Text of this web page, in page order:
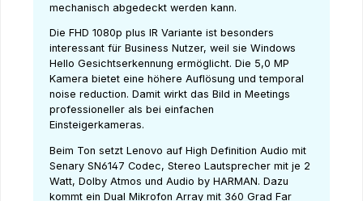
mechanisch abgedeckt werden kann.
Die FHD 1080p plus IR Variante ist besonders
interessant für Business Nutzer, weil sie Windows
Hello Gesichtserkennung ermöglicht. Die 5,0 MP
Kamera bietet eine höhere Auflösung und temporal
noise reduction. Damit wirkt das Bild in Meetings
professioneller als bei einfachen
Einsteigerkameras.
Beim Ton setzt Lenovo auf High Definition Audio mit
Senary SN6147 Codec, Stereo Lautsprecher mit je 2
Watt, Dolby Atmos und Audio by HARMAN. Dazu
kommt ein Dual Mikrofon Array mit 360 Grad Far